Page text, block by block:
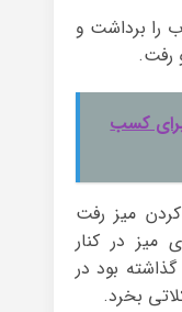
را برداشت و
رفت.
کسب
میز رفت
میز در کنار
بود در
بخرد.